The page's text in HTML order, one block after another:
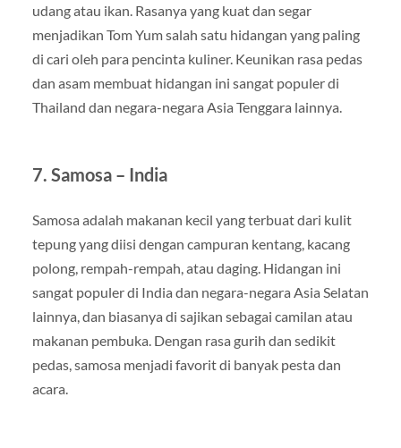
udang atau ikan. Rasanya yang kuat dan segar
menjadikan Tom Yum salah satu hidangan yang paling
di cari oleh para pencinta kuliner. Keunikan rasa pedas
dan asam membuat hidangan ini sangat populer di
Thailand dan negara-negara Asia Tenggara lainnya.
7. Samosa – India
Samosa adalah makanan kecil yang terbuat dari kulit
tepung yang diisi dengan campuran kentang, kacang
polong, rempah-rempah, atau daging. Hidangan ini
sangat populer di India dan negara-negara Asia Selatan
lainnya, dan biasanya di sajikan sebagai camilan atau
makanan pembuka. Dengan rasa gurih dan sedikit
pedas, samosa menjadi favorit di banyak pesta dan
acara.